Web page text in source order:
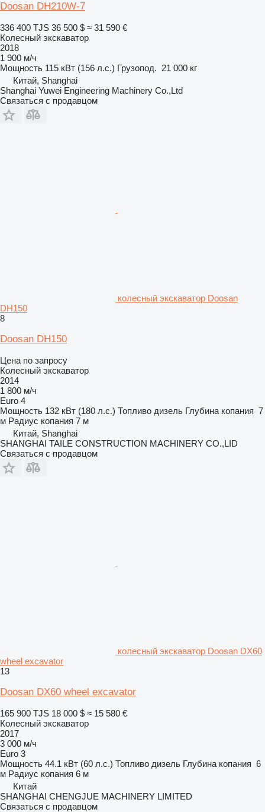
Doosan DH210W-7
336 400 TJS 36 500 $ ≈ 31 590 €
Колесный экскаватор
2018
1 900 м/ч
Мощность 115 кВт (156 л.с.) Грузопод. 21 000 кг
Китай, Shanghai
Shanghai Yuwei Engineering Machinery Co.,Ltd
Связаться с продавцом
колесный экскаватор Doosan
DH150
8
Doosan DH150
Цена по запросу
Колесный экскаватор
2014
1 800 м/ч
Euro 4
Мощность 132 кВт (180 л.с.) Топливо дизель Глубина копания 7
м Радиус копания 7 м
Китай, Shanghai
SHANGHAI TAILE CONSTRUCTION MACHINERY CO.,LID
Связаться с продавцом
колесный экскаватор Doosan DX60
wheel excavator
13
Doosan DX60 wheel excavator
165 900 TJS 18 000 $ ≈ 15 580 €
Колесный экскаватор
2017
3 000 м/ч
Euro 3
Мощность 44.1 кВт (60 л.с.) Топливо дизель Глубина копания 6
м Радиус копания 6 м
Китай
SHANGHAI CHENGJUE MACHINERY LIMITED
Связаться с продавцом